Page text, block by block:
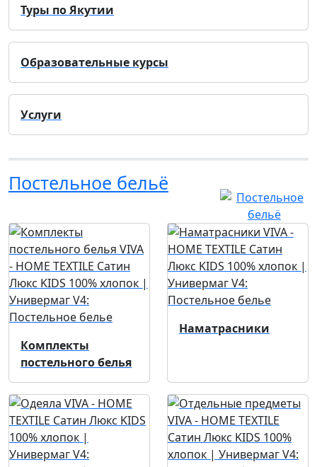
Туры по Якутии
Образовательные курсы
Услуги
Постельное бельё
Комплекты
постельного белья
Наматрасники